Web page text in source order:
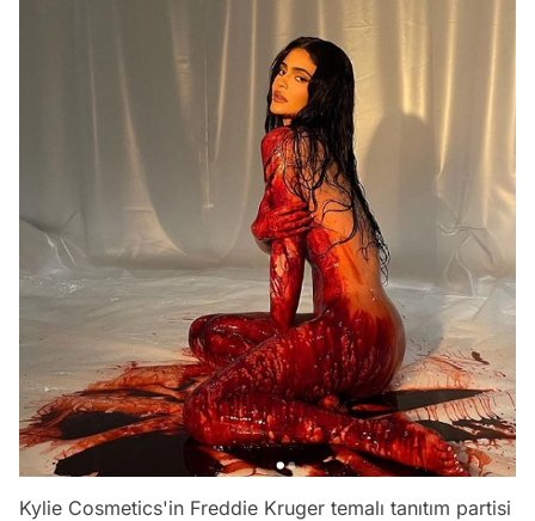
Kylie Cosmetics'in Freddie Kruger temalı tanıtım partisi